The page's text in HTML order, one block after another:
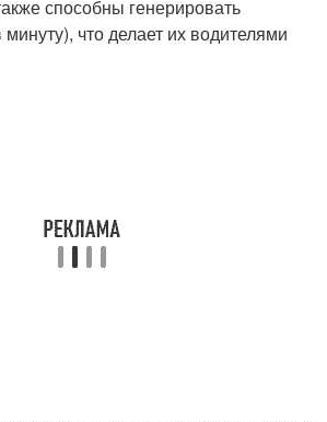
способны генерировать
что делает их водителями